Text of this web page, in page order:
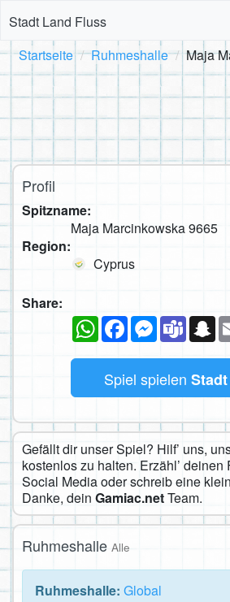
Stadt Land Fluss
Startseite Ruhmeshalle Maja
Profil
Spitzname:
Maja Marcinkowska 9665
Region:
Cyprus
Share:
WhatsAppFacebookMessenger
Teams
Spiel spielen
Gefällt dir unser Spiel? Hilf’ uns,
kostenlos zu halten. Erzähl’ deinen
Social Media oder schreib eine
Danke, dein Gamiac.netTeam.
Ruhmeshalle Alle
Ruhmeshalle: Global